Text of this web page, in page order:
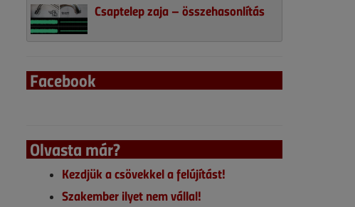
Csaptelep zaja – összehasonlítás
Facebook
Olvasta már?
Kezdjük a csövekkel a felújítást!
Szakember ilyet nem vállal!